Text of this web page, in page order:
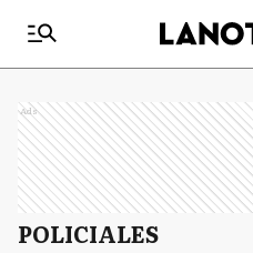
Ads
POLICIALES